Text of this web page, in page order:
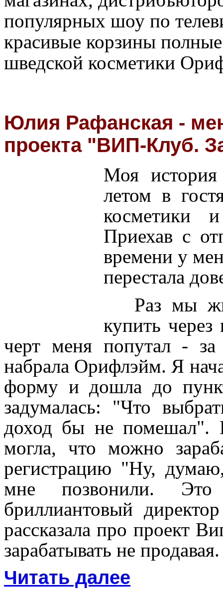
популярных шоу по
красивые корзины
шведской косметики
Юлия Рафанская -
проекта "ВИП-Клуб.
Моя история
летом в
косметики
Приехав с
времени у
перестала
Раз мы
купить
черт меня попутал -
набрала Орифлэйм. Я
форму и дошла до
задумалась: "Что
доход бы не помешал".
могла, что можно
регистрацию "Ну,
мне позвонили.
бриллиантовый
рассказала про проект
зарабатывать не продавая.
Читать далее